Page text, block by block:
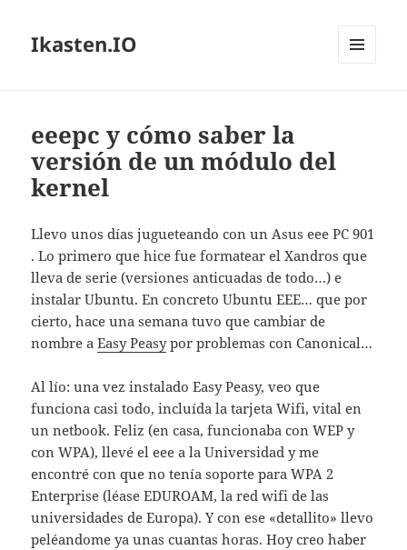
Ikasten.IO
eeepc y cómo saber la
versión de un módulo del
kernel
Llevo unos días jugueteando con un Asus eee PC 901
. Lo primero que hice fue formatear el Xandros que
lleva de serie (versiones anticuadas de todo…) e
instalar Ubuntu. En concreto Ubuntu EEE… que por
cierto, hace una semana tuvo que cambiar de
nombre aEasy Peasypor problemas con Canonical…
Al lío: una vez instalado Easy Peasy, veo que
funciona casi todo, incluída la tarjeta Wifi, vital en
un netbook. Feliz (en casa, funcionaba con WEP y
con WPA), llevé el eee a la Universidad y me
encontré con que no tenía soporte para WPA 2
Enterprise (léase EDUROAM, la red wifi de las
universidades de Europa). Y con ese «detallito» llevo
peléandome ya unas cuantas horas. Hoy creo haber